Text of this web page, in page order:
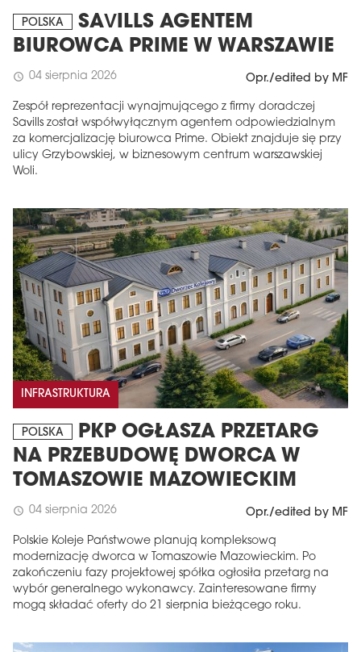
POLSKA
SAVILLS AGENTEM
BIUROWCA PRIME W WARSZAWIE
schedule 04 sierpnia 2026 Opr./edited by MF
Zespół reprezentacji wynajmującego z firmy doradczej
Savills został współwyłącznym agentem odpowiedzialnym
za komercjalizację biurowca Prime. Obiekt znajduje się przy
ulicy Grzybowskiej, w biznesowym centrum warszawskiej
Woli.
INFRASTRUKTURA
POLSKA
PKP OGŁASZA PRZETARG
NA PRZEBUDOWĘ DWORCA W
TOMASZOWIE MAZOWIECKIM
schedule 04 sierpnia 2026 Opr./edited by MF
Polskie Koleje Państwowe planują kompleksową
modernizację dworca w Tomaszowie Mazowieckim. Po
zakończeniu fazy projektowej spółka ogłosiła przetarg na
wybór generalnego wykonawcy. Zainteresowane firmy
mogą składać oferty do 21 sierpnia bieżącego roku.